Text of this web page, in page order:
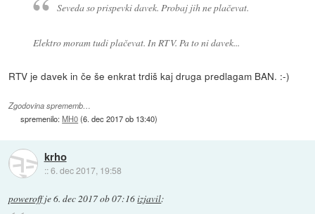
Seveda so prispevki davek. Probaj jih ne plačevat.
Elektro moram tudi plačevat. In RTV. Pa to ni davek...
RTV je davek in če še enkrat trdiš kaj druga predlagam BAN. :-)
Zgodovina sprememb…
spremenilo:MH0(6. dec 2017 ob 13:40)
krho
::6. dec 2017, 19:58
poweroffje6. dec 2017 ob 07:16izjavil: